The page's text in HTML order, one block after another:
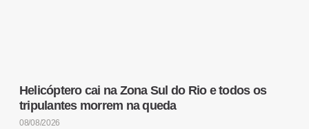
Helicóptero cai na Zona Sul do Rio e todos os
tripulantes morrem na queda
08/08/2026